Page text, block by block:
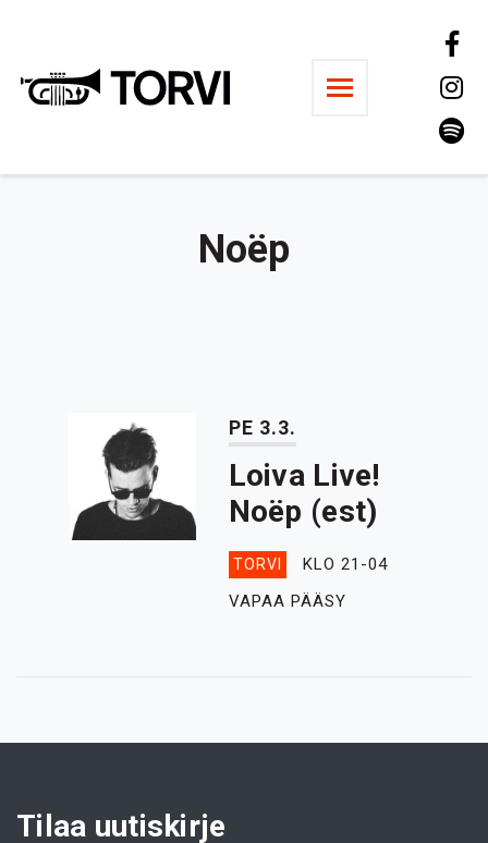
Ravintola Torvi
Noëp
PE 3.3.
Loiva Live!
Noëp (est)
TORVI
KLO 21-04
VAPAA PÄÄSY
Tilaa uutiskirje